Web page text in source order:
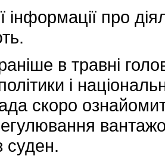
інформації про
в травні
і
скоро
суден.